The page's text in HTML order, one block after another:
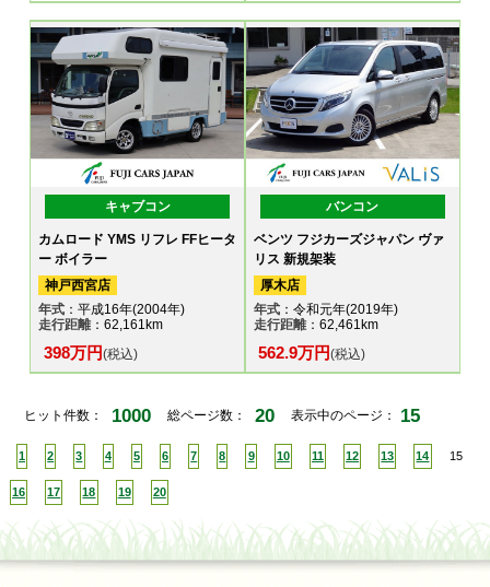
キャブコン
カムロード YMS リフレ FFヒータ
ー ボイラー
神戸西宮店
年式 ：平成16年(2004年)
走行距離：62,161km
398万円(税込)
バンコン
ベンツ フジカーズジャパン ヴァ
リス 新規架装
厚木店
年式：令和元年(2019年)
走行距離：62,461km
562.9万円(税込)
ヒット件数： 1000 総ページ数： 20 表示中のページ： 15
1 2 3 4 5 6 7 8 9 10 11 12 13 14 15
16 17 18 19 20